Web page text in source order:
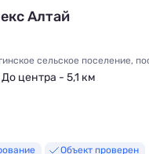
Алтай
сельское поселение,
центра - 5,1 км
Объект проверен